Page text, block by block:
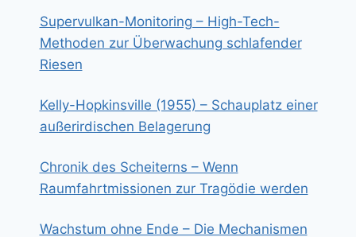
Supervulkan-Monitoring – High-Tech-
Methoden zur Überwachung schlafender
Riesen
Kelly-Hopkinsville (1955) – Schauplatz einer
außerirdischen Belagerung
Chronik des Scheiterns – Wenn
Raumfahrtmissionen zur Tragödie werden
Wachstum ohne Ende – Die Mechanismen